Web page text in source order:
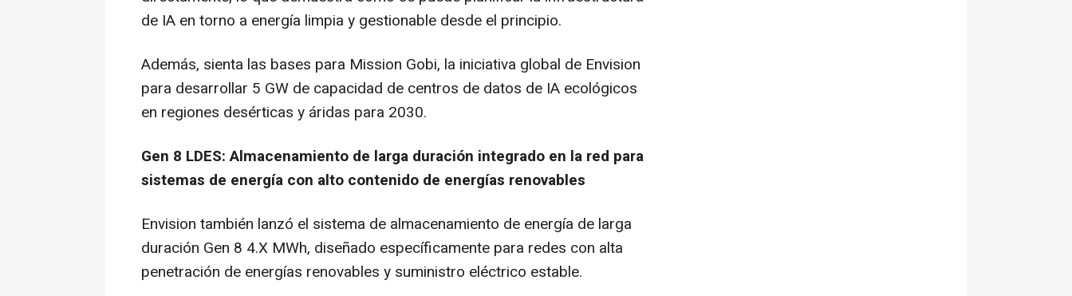
de IA en torno a energía limpia y gestionable desde el principio.
Además, sienta las bases para Mission Gobi, la iniciativa global de Envision
para desarrollar 5 GW de capacidad de centros de datos de IA ecológicos
en regiones desérticas y áridas para 2030.
Gen 8 LDES: Almacenamiento de larga duración integrado en la red para
sistemas de energía con alto contenido de energías renovables
Envision también lanzó el sistema de almacenamiento de energía de larga
duración Gen 8 4.X MWh, diseñado específicamente para redes con alta
penetración de energías renovables y suministro eléctrico estable.